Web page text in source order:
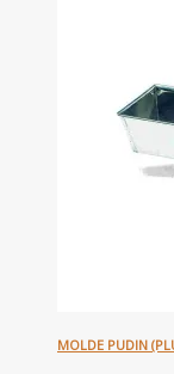
MOLDE PUDIN